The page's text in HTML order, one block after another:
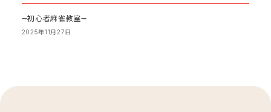
➖初心者麻雀教室➖
2025年11月27日